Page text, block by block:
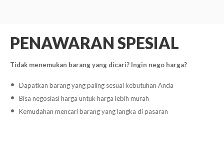
PENAWARAN SPESIAL
Tidak menemukan barang yang dicari? Ingin nego harga?
Dapatkan barang yang paling sesuai kebutuhan Anda
Bisa negosiasi harga untuk harga lebih murah
Kemudahan mencari barang yang langka di pasaran